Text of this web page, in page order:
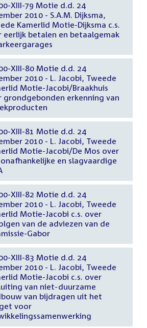
XIII-79 Motie d.d. 24
2010 - S.A.M. Dijksma,
Kamerlid Motie-Dijksma c.s.
eerlijk betalen en betaalgemak
XIII-80 Motie d.d. 24
2010 - L. Jacobi, Tweede
Motie-Jacobi/Braakhuis
grondgebonden erkenning van
XIII-81 Motie d.d. 24
2010 - L. Jacobi, Tweede
Motie-Jacobi/De Mos over
en slagvaardige
XIII-82 Motie d.d. 24
2010 - L. Jacobi, Tweede
Motie-Jacobi c.s. over
van de adviezen van de
Gabor
XIII-83 Motie d.d. 24
2010 - L. Jacobi, Tweede
Motie-Jacobi c.s. over
van niet-duurzame
van bijdragen uit het
voor